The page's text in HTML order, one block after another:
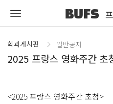
BUFS
학과게시판 일반공지
2025 프랑스 영화주간 초
<2025 프랑스 영화주간 초청>